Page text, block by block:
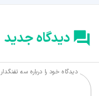
دیدگاه جدید
دیدگاه خود را درباره سه